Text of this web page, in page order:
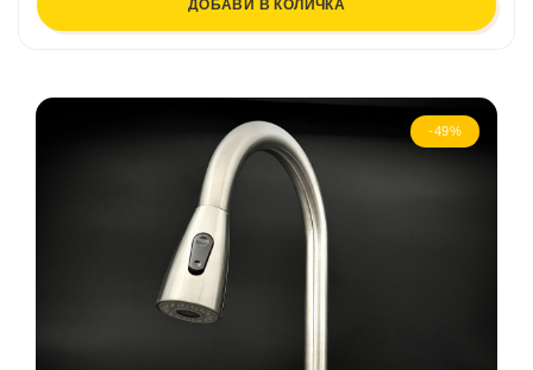
ДОБАВИ В КОЛИЧКА
-49%